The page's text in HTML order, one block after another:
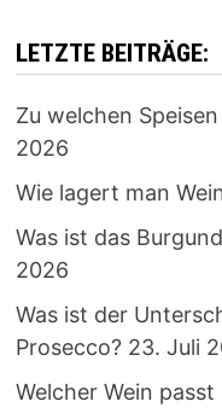
LETZTE BEITRÄGE:
Zu welchen
2026
Wie lagert man
Was ist das
2026
Was ist der
Prosecco? 23. Juli
Welcher Wein passt